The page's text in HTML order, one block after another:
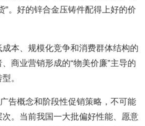
”。好的锌合金压铸件配得上好的价
本、规模化竞争和消费群体结构的
商业营销形成的“物美价廉”主导的
。
告概念和阶段性促销策略，不可能
。当前我国一大批偏好性能、愿意